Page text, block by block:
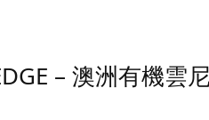
– 澳洲有機雲